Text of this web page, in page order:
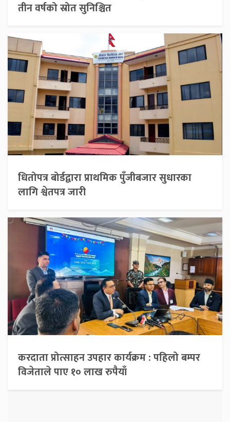
तीन वर्षको स्रोत सुनिश्चित
धितोपत्र बोर्डद्वारा प्राथमिक पुँजीबजार सुधारका
लागि श्वेतपत्र जारी
करदाता प्रोत्साहन उपहार कार्यक्रम : पहिलो बम्पर
विजेताले पाए १० लाख रुपैयाँ